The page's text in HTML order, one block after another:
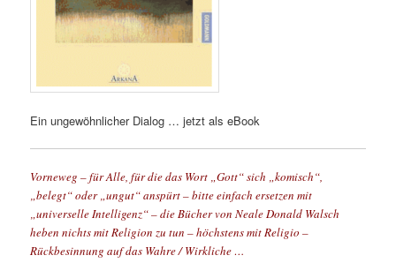
Ein ungewöhnlicher Dialog … jetzt als eBook
Vorneweg – für Alle, für die das Wort „Gott“ sich „komisch“,
„belegt“ oder „ungut“ anspürt – bitte einfach ersetzen mit
„universelle Intelligenz“ – die Bücher von Neale Donald Walsch
heben nichts mit Religion zu tun – höchstens mit Religio –
Rückbesinnung auf das Wahre / Wirkliche …